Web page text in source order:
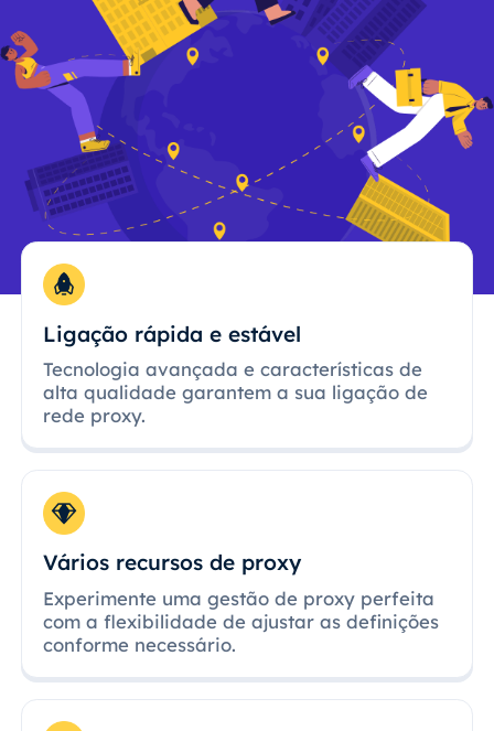
Ligação rápida e estável
Tecnologia avançada e características de
alta qualidade garantem a sua ligação de
rede proxy.
Vários recursos de proxy
Experimente uma gestão de proxy perfeita
com a flexibilidade de ajustar as definições
conforme necessário.